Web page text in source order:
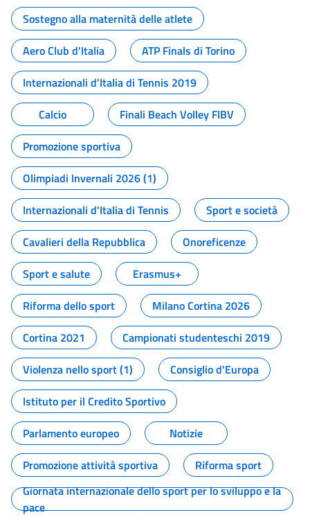
Sostegno alla maternità delle atlete
Aero Club d'Italia
ATP Finals di Torino
Internazionali d'Italia di Tennis 2019
Calcio
Finali Beach Volley FIBV
Promozione sportiva
Olimpiadi Invernali 2026 (1)
Internazionali d'Italia di Tennis
Sport e società
Cavalieri della Repubblica
Onoreficenze
Sport e salute
Erasmus+
Riforma dello sport
Milano Cortina 2026
Cortina 2021
Campionati studenteschi 2019
Violenza nello sport (1)
Consiglio d'Europa
Istituto per il Credito Sportivo
Parlamento europeo
Notizie
Promozione attività sportiva
Riforma sport
Giornata internazionale dello sport per lo sviluppo e la
pace